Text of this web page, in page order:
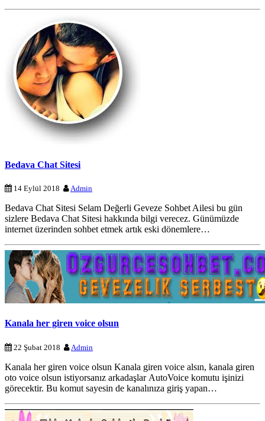
Bedava Chat Sitesi
14 Eylül 2018 Admin
Bedava Chat Sitesi Selam Değerli Geveze Sohbet Ailesi bu gün
sizlere Bedava Chat Sitesi hakkında bilgi verecez. Günümüzde
internet üzerinden sohbet etmek artık eski dönemlere…
Kanala her giren voice olsun
22 Şubat 2018 Admin
Kanala her giren voice olsun Kanala giren voice alsın, kanala giren
oto voice olsun istiyorsanız arkadaşlar AutoVoice komutu işinizi
görecektir. Bu komut sayesin de kanalınıza giriş yapan…